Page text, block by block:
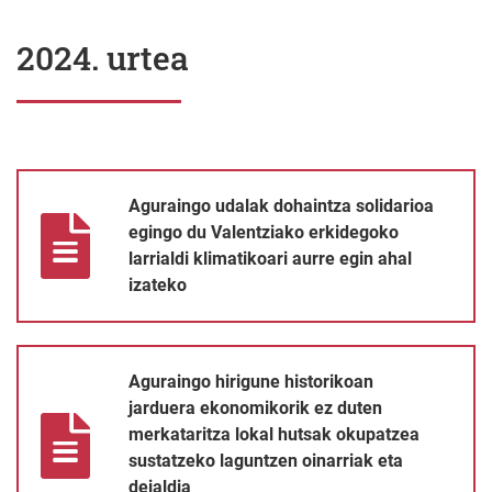
2024. urtea
Aguraingo udalak dohaintza solidarioa
egingo du Valentziako erkidegoko
larrialdi klimatikoari aurre egin ahal
izateko
Aguraingo hirigune historikoan
jarduera ekonomikorik ez duten
merkataritza lokal hutsak okupatzea
sustatzeko laguntzen oinarriak eta
deialdia